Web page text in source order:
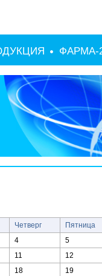
ФАРМА-
Четверг
Пятница
4
5
11
12
18
19